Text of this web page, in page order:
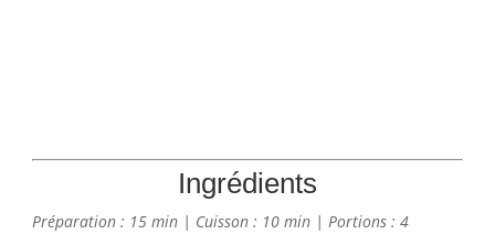
Ingrédients
Préparation : 15 min | Cuisson : 10 min | Portions : 4